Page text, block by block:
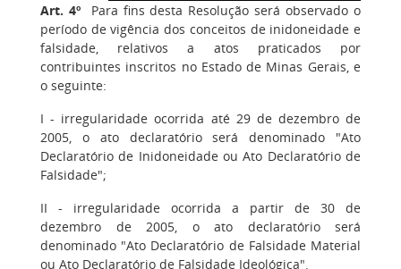
Art. 4ºPara fins desta Resolução será observado o
período de vigência dos conceitos de inidoneidade e
falsidade, relativos a atos praticados por
contribuintes inscritos no Estado de Minas Gerais, e
o seguinte:
I - irregularidade ocorrida até 29 de dezembro de
2005, o ato declaratório será denominado "Ato
Declaratório de Inidoneidade ou Ato Declaratório de
Falsidade";
II - irregularidade ocorrida a partir de 30 de
dezembro de 2005, o ato declaratório será
denominado "Ato Declaratório de Falsidade Material
ou Ato Declaratório de Falsidade Ideológica".